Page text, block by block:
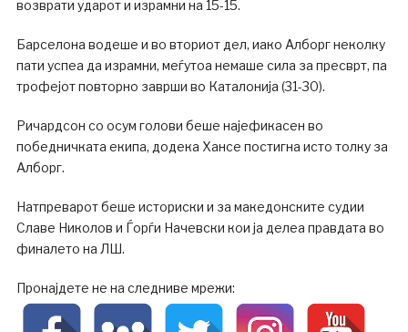
возврати ударот и израмни на 15-15.
Барселона водеше и во вториот дел, иако Алборг неколку
пати успеа да израмни, меѓутоа немаше сила за пресврт, па
трофејот повторно заврши во Каталонија (31-30).
Ричардсон со осум голови беше најефикасен во
победничката екипа, додека Хансе постигна исто толку за
Алборг.
Натпреварот беше историски и за македонските судии
Славе Николов и Ѓорѓи Начевски кои ја делеа правдата во
финалето на ЛШ.
Пронајдете не на следниве мрежи: